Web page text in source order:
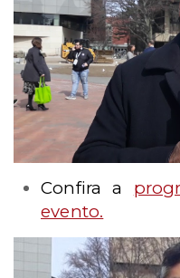
Confira a
evento.